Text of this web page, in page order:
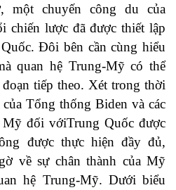
một chuyến công du của
chiến lược đã được thiết lập
Đôi bên cần cùng hiểu
quan hệ Trung-Mỹ có thể
tiếp theo. Xét trong thời
Tổng thống Biden và các
Mỹ đối vớiTrung Quốc được
được thực hiện đầy đủ,
về sự chân thành của Mỹ
hệ Trung-Mỹ. Dưới biểu